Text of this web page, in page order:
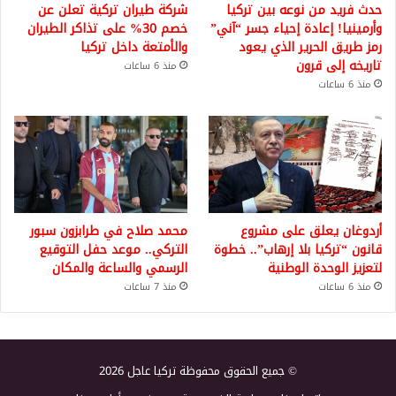
حدث فريد من نوعه بين تركيا
وأرمينيا! إعادة إحياء جسر “آني”
رمز طريق الحرير الذي يعود
تاريخه إلى قرون
منذ 6 ساعات
شركة طيران تركية تعلن عن
خصم 30% على تذاكر الطيران
والأمتعة داخل تركيا
منذ 6 ساعات
أردوغان يعلق على مشروع
قانون “تركيا بلا إرهاب”.. خطوة
لتعزيز الوحدة الوطنية
منذ 6 ساعات
محمد صلاح في طرابزون سبور
التركي.. موعد حفل التوقيع
الرسمي والساعة والمكان
منذ 7 ساعات
© جميع الحقوق محفوظة تركيا عاجل 2026